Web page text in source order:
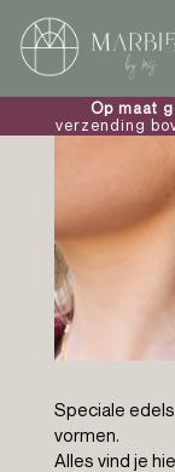
Op maat
verzending
Speciale
vormen.
Alles vind je